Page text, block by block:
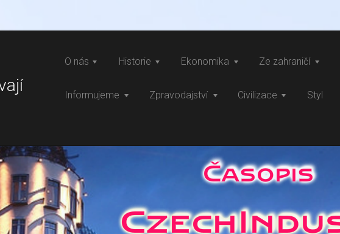
O nás Historie Ekonomika Ze zahraničí
Informujeme Zpravodajství Civilizace Styl